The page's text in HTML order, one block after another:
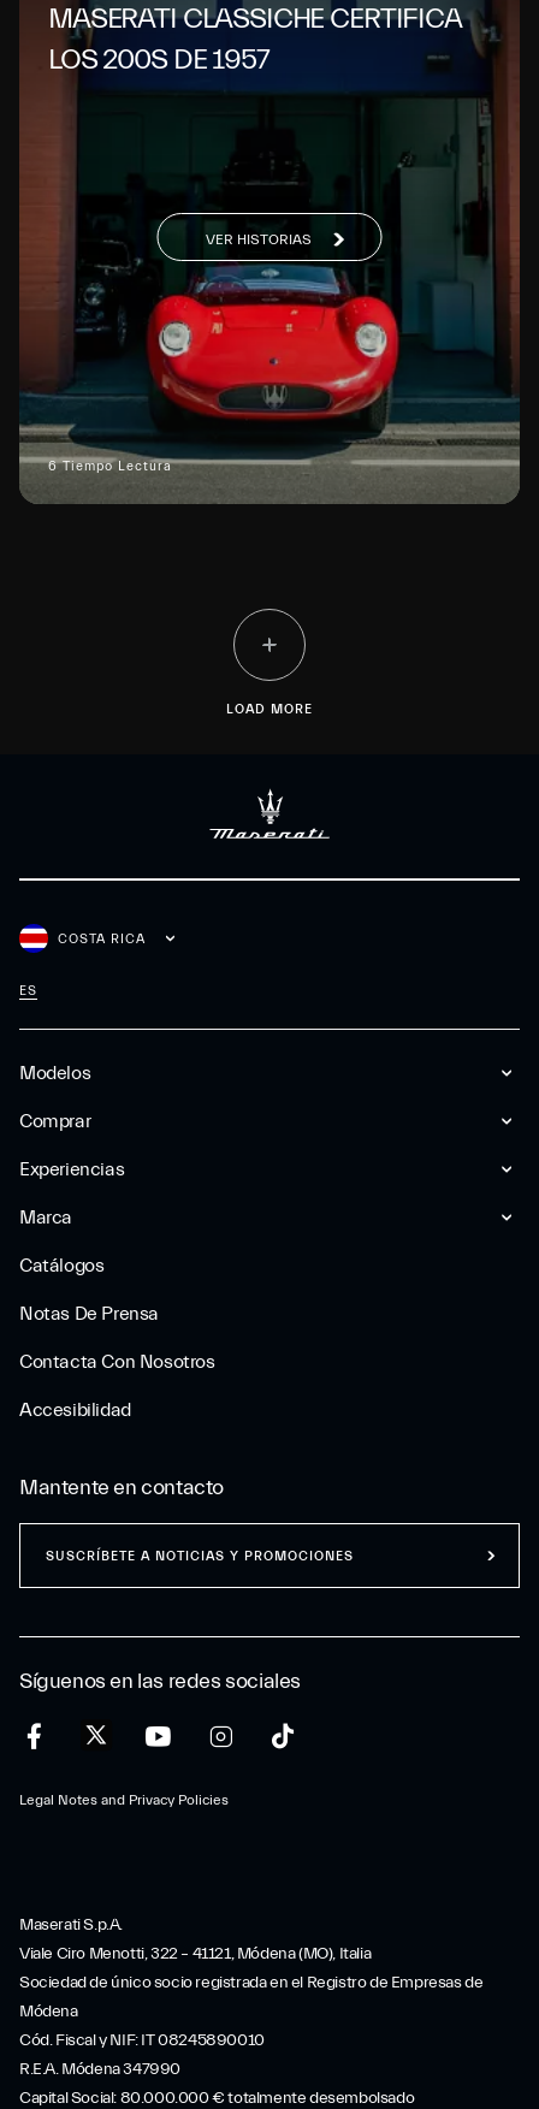
MASERATI CLASSICHE CERTIFICA
LOS 200S DE 1957
6 Tiempo Lectura
VER HISTORIAS
LOAD MORE
Modelos
Comprar
Experiencias
Marca
Catálogos
Notas De Prensa
Contacta Con Nosotros
Accesibilidad
COSTA RICA
ES
Síguenos en las redes sociales
Legal Notes and Privacy Policies
Mantente en contacto
SUSCRÍBETE A NOTICIAS Y PROMOCIONES
Maserati S.p.A.
Viale Ciro Menotti, 322 – 41121, Módena (MO), Italia
Sociedad de único socio registrada en el Registro de Empresas de
Módena
Cód. Fiscal y NIF: IT 08245890010
R.E.A. Módena 347990
Capital Social: 80.000.000 € totalmente desembolsado